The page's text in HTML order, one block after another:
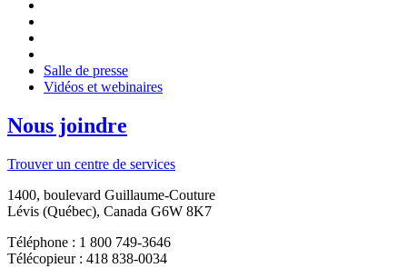
Salle de presse
Vidéos et webinaires
Nous joindre
Trouver un centre de services
1400, boulevard Guillaume-Couture
Lévis (Québec), Canada G6W 8K7
Téléphone : 1 800 749-3646
Télécopieur : 418 838-0034